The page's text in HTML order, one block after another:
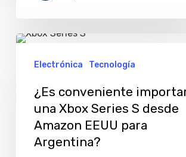
¿Es
conveniente
Xbox
Series
Electrónica Tecnología
¿Es conveniente
una Xbox Series S desde
Amazon EEUU para
Argentina?